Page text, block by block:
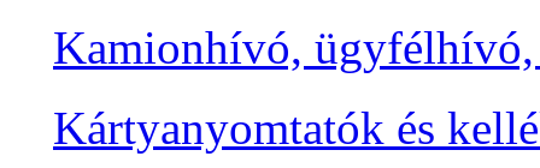
Kamionhívó,
Kártyanyomtatók és